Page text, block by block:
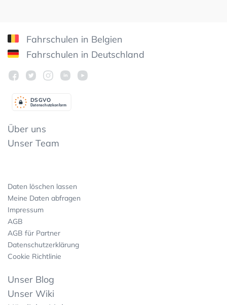
Fahrschulen in Belgien
Fahrschulen in Deutschland
Datenschutzkonform
DSGVO
Über uns
Unser Team
Daten löschen lassen
Meine Daten abfragen
Impressum
AGB
AGB für Partner
Datenschutzerklärung
Cookie Richtlinie
Unser Blog
Unser Wiki